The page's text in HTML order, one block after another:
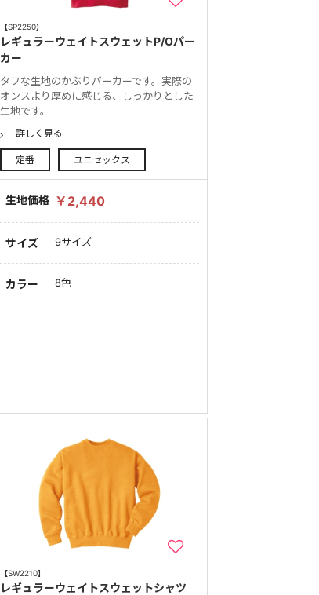
【SP2250】
レギュラーウェイトスウェットP/Oパー
カー
タフな生地のかぶりパーカーです。実際の
オンスより厚めに感じる、しっかりとした
生地です。
詳しく見る
定番 ユニセックス
生地価格 ￥2,440
サイズ 9サイズ
カラー 8色
【SW2210】
レギュラーウェイトスウェットシャツ